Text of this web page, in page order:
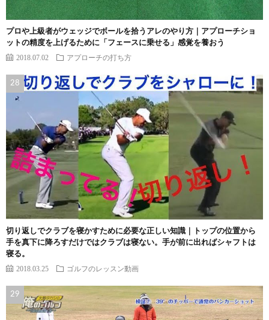
プロや上級者がウェッジでボールを拾うアレのやり方｜アプローチショ
ットの精度を上げるために「フェースに乗せる」感覚を養おう
2018.07.02 アプローチの打ち方
切り返しでクラブを寝かすために必要な正しい知識｜トップの位置から
手を真下に降ろすだけではクラブは寝ない。手が前に出ればシャフトは
寝る。
2018.03.25 ゴルフのレッスン動画